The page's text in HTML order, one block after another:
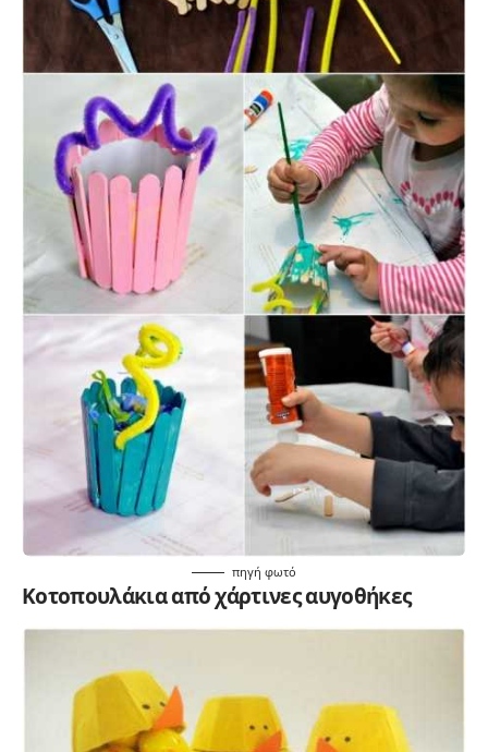
πηγή φωτό
Κοτοπουλάκια από χάρτινες αυγοθήκες